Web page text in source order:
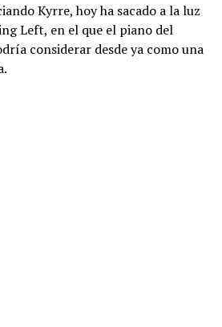
Kyrre, hoy ha sacado a la luz
Left, en el que el piano del
considerar desde ya como una